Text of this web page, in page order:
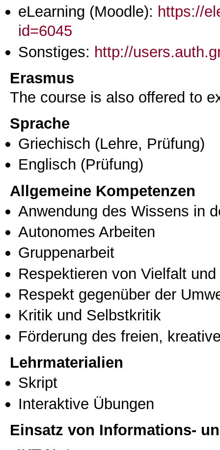
eLearning (Moodle): https://
id=6045
Sonstiges: http://
Erasmus
The course is also offered to
Sprache
Griechisch (Lehre, Prüfung)
Englisch (Prüfung)
Allgemeine Kompetenzen
Anwendung des Wissens in
Autonomes Arbeiten
Gruppenarbeit
Respektieren von Vielfalt
Respekt gegenüber der
Kritik und Selbstkritik
Förderung des freien,
Lehrmaterialien
Skript
Interaktive Übungen
Einsatz von Informations-